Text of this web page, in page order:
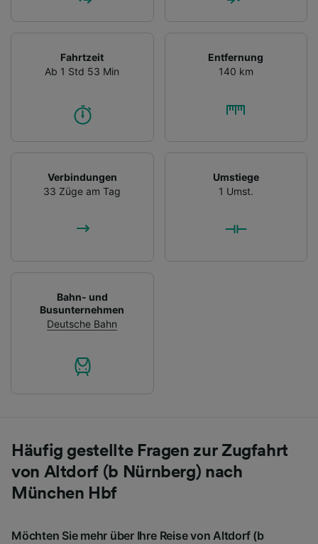
Fahrtzeit
Ab 1 Std 53 Min
Entfernung
140 km
Verbindungen
33 Züge am Tag
Umstiege
1 Umst.
Bahn- und
Busunternehmen
Deutsche Bahn
Häufig gestellte Fragen zur Zugfahrt
von Altdorf (b Nürnberg) nach
München Hbf
Möchten Sie mehr über Ihre Reise von Altdorf (b